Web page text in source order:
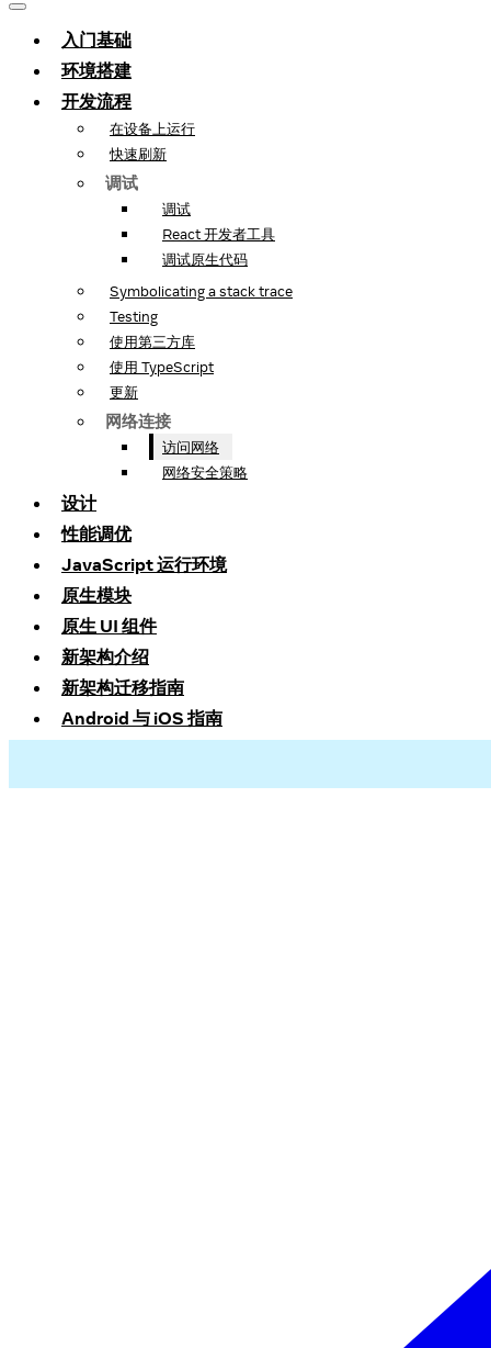
入门基础
环境搭建
开发流程
在设备上运行
快速刷新
调试
调试
React 开发者工具
调试原生代码
Symbolicating a stack trace
Testing
使用第三方库
使用 TypeScript
更新
网络连接
访问网络
网络安全策略
设计
性能调优
JavaScript 运行环境
原生模块
原生 UI 组件
新架构介绍
新架构迁移指南
Android 与 iOS 指南